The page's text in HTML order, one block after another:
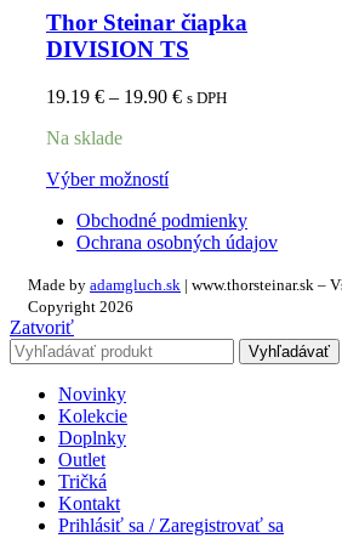
Thor Steinar čiapka
DIVISION TS
19.19 € – 19.90 € s DPH
Na sklade
Výber možností
Obchodné podmienky
Ochrana osobných údajov
Made by adamgluch.sk | www.thorsteinar.sk –
Copyright 2026
Zatvoriť
Vyhľadávať
Novinky
Kolekcie
Doplnky
Outlet
Tričká
Kontakt
Prihlásiť sa / Zaregistrovať sa